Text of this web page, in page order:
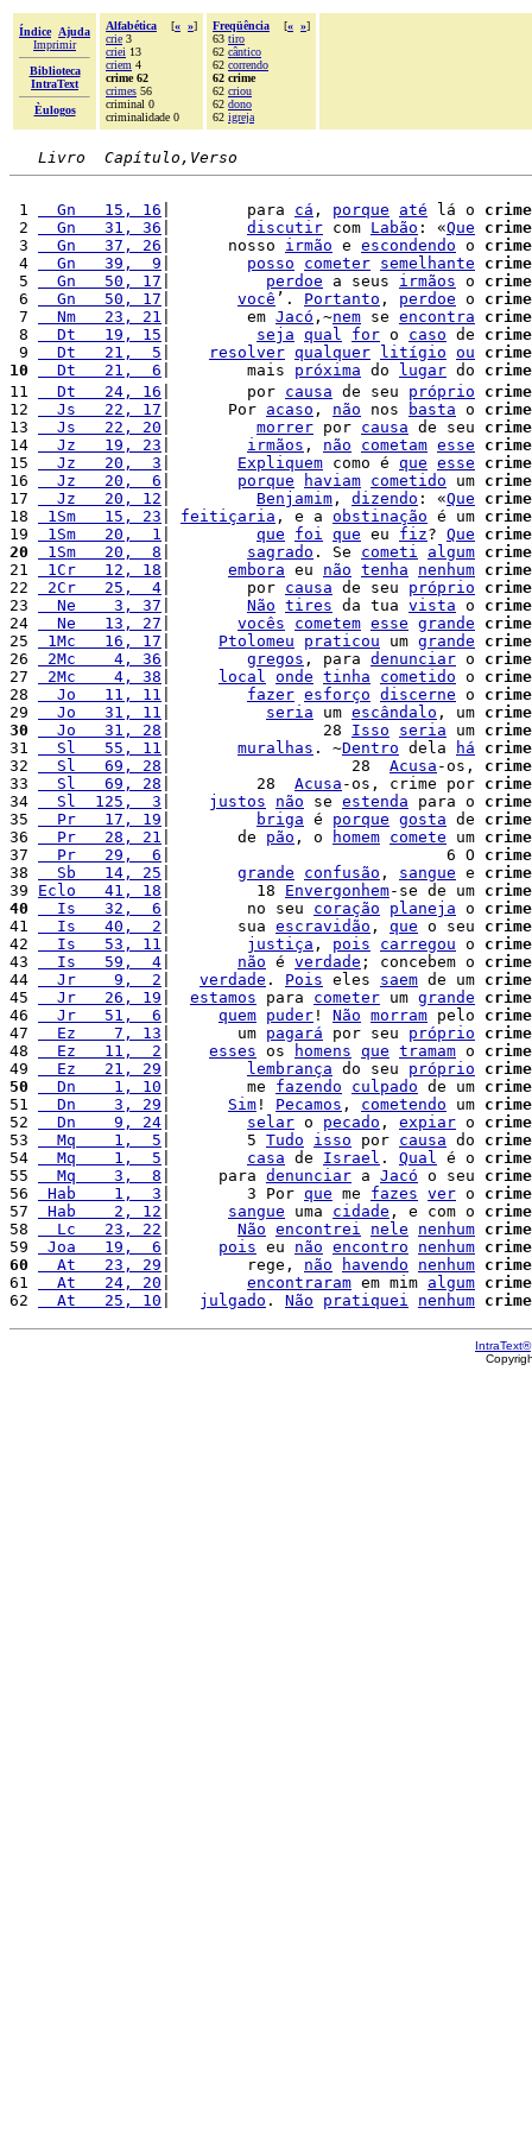
Índice
Ajuda
Imprimir
Biblioteca
IntraText
Èulogos
Alfabética [« »]
crie 3
criei 13
criem 4
crime 62
crimes 56
criminal 0
criminalidade 0
Freqüência [« »]
63 tiro
62 cântico
62 correndo
62 crime
62 criou
62 dono
62 igreja
Livro  Capítulo,Verso
1
  Gn   15, 16
|        para cá , porque até lá o crime
2
  Gn   31, 36
discutir com Labão : «Que
crime
3
  Gn   37, 26
|      nosso irmão e escondendo o crime
4
  Gn   39,  9
posso cometer semelhante
crime
5
  Gn   50, 17
perdoe a seus irmãos o crime
6
  Gn   50, 17
você ’. Portanto , perdoe o crime
7
  Nm   23, 21
|        em Jacó ,~nem se encontra
crime
8
  Dt   19, 15
seja qual for o caso de crime
9
  Dt   21,  5
resolver qualquer litígio ou
crime
10
  Dt   21,  6
|        mais próxima do lugar do crime
11
  Dt   24, 16
|        por causa de seu próprio
crime
12
  Js   22, 17
|      Por acaso , não nos basta o crime
13
  Js   22, 20
morrer por causa de seu crime
14
  Jz   19, 23
irmãos , não cometam esse
crime
15
  Jz   20,  3
Expliquem como é que esse
crime
16
  Jz   20,  6
porque haviam cometido um crime
17
  Jz   20, 12
Benjamim , dizendo : «Que
crime
18
1Sm   15, 23 feitiçaria , e a obstinação é um crime
19
1Sm   20,  1 que foi que eu fiz? Que
crime
20
1Sm   20,  8 sagrado . Se cometi algum crime
21
1Cr   12, 18 embora eu não tenha nenhum crime
22
2Cr   25,  4 |        por causa de seu próprio
crime
23
  Ne    3, 37
Não tires da tua vista o crime
24
  Ne   13, 27
vocês cometem esse grande
crime
25
1Mc   16, 17 Ptolomeu praticou um grande
crime
26
2Mc    4, 36 gregos , para denunciar o crime
27
2Mc    4, 38 local onde tinha cometido o crime
28
  Jo   11, 11
fazer esforço discerne o crime
29
  Jo   31, 11
seria um escândalo , um crime
30
  Jo   31, 28
|                28 Isso seria um crime
31
  Sl   55, 11
muralhas . ~Dentro dela há
crime
32
  Sl   69, 28
|                   28 Acusa -os, crime
33
  Sl   69, 28
|         28 Acusa -os, crime por crime
34
  Sl  125,  3
justos não se estenda para o crime
35
  Pr   17, 19
briga é porque gosta de crime
36
  Pr   28, 21
|       de pão , o homem comete um crime
37
  Pr   29,  6
|                             6 O crime
38
  Sb   14, 25
grande confusão , sangue e crime
39 Eclo   41, 18 |         18 Envergonhem-se de um crime
40
  Is   32,  6
|        no seu coração planeja o crime
41
  Is   40,  2
|       sua escravidão , que o seu crime
42
  Is   53, 11
justiça , pois carregou o crime
43
  Is   59,  4
não é verdade ; concebem o crime
44
  Jr    9,  2
verdade . Pois eles saem de um crime
45
  Jr   26, 19
estamos para cometer um grande
crime
46
  Jr   51,  6
quem puder ! Não morram pelo crime
47
  Ez    7, 13
|       um pagará por seu próprio
crime
48
  Ez   11,  2
esses os homens que tramam o crime
49
  Ez   21, 29
lembrança do seu próprio
crime
50
  Dn    1, 10
|        me fazendo culpado de um crime
51
  Dn    3, 29
Sim ! Pecamos , cometendo um crime
52
  Dn    9, 24
selar o pecado , expiar o crime
53
  Mq    1,  5
|        5 Tudo isso por causa do crime
54
  Mq    1,  5
casa de Israel . Qual é o crime
55
  Mq    3,  8
|     para denunciar a Jacó o seu crime
56
Hab    1,  3 |        3 Por que me fazes ver o crime
57
Hab    2, 12 sangue uma cidade , e com o crime
58
  Lc   23, 22
Não encontrei nele nenhum crime
59
Joa   19,  6 pois eu não encontro nenhum crime
60
  At   23, 29
|        rege, não havendo nenhum crime
61
  At   24, 20
encontraram em mim algum crime
62
  At   25, 10
julgado . Não pratiquei nenhum crime
IntraText®